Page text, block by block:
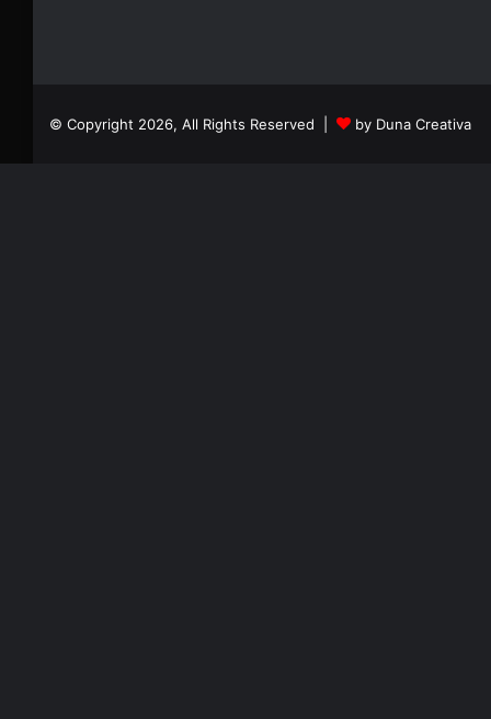
© Copyright 2026, All Rights Reserved | by Duna Creativa